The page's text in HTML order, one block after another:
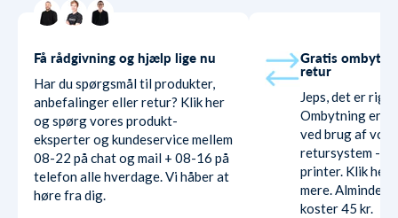
Få rådgivning og hjælp lige nu
Har du spørgsmål til produkter,
anbefalinger eller retur? Klik her
og spørg vores produkt-
eksperter og kundeservice mellem
08-22 på chat og mail + 08-16 på
telefon alle hverdage. Vi håber at
høre fra dig.
Gratis
retur
Jeps, det er
Ombytning er
ved brug af
retursystem -
printer. Klik her
mere.
koster 45 kr.